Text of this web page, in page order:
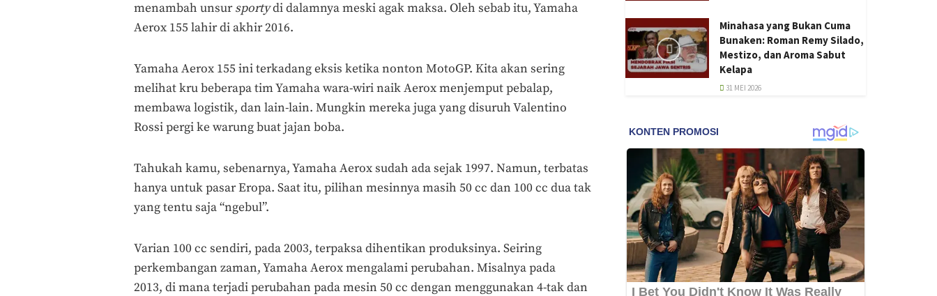
menambah unsursportydi dalamnya meski agak maksa. Oleh sebab itu, Yamaha
Aerox 155 lahir di akhir 2016.
Yamaha Aerox 155 ini terkadang eksis ketika nonton MotoGP. Kita akan sering
melihat kru beberapa tim Yamaha wara-wiri naik Aerox menjemput pebalap,
membawa logistik, dan lain-lain. Mungkin mereka juga yang disuruh Valentino
Rossi pergi ke warung buat jajan boba.
Tahukah kamu, sebenarnya, Yamaha Aerox sudah ada sejak 1997. Namun, terbatas
hanya untuk pasar Eropa. Saat itu, pilihan mesinnya masih 50 cc dan 100 cc dua tak
yang tentu saja “ngebul”.
Varian 100 cc sendiri, pada 2003, terpaksa dihentikan produksinya. Seiring
perkembangan zaman, Yamaha Aerox mengalami perubahan. Misalnya pada
2013, di mana terjadi perubahan pada mesin 50 cc dengan menggunakan 4-tak dan
Minahasa yang Bukan Cuma
Bunaken: Roman Remy Silado,
Mestizo, dan Aroma Sabut
Kelapa
31 MEI 2026